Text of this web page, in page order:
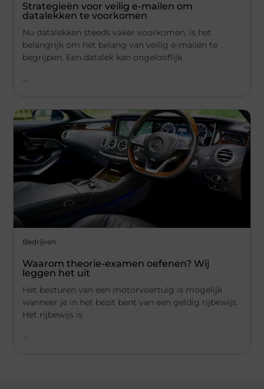
Strategieën voor veilig e-mailen om
datalekken te voorkomen
Nu datalekken steeds vaker voorkomen, is het
belangrijk om het belang van veilig e-mailen te
begrijpen. Een datalek kan ongelooflijk
...
Bedrijven
Waarom theorie-examen oefenen? Wij
leggen het uit
Het besturen van een motorvoertuig is mogelijk
wanneer je in het bezit bent van een geldig rijbewijs.
Het rijbewijs is
...